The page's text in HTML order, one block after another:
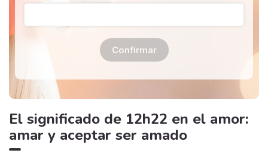
Confirmar
El significado de 12h22 en el amor:
amar y aceptar ser amado